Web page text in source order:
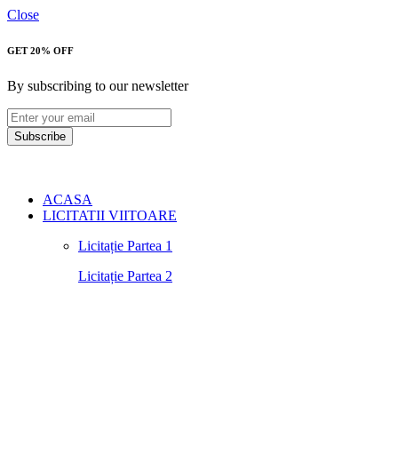
Close
GET 20% OFF
By subscribing to our newsletter
Subscribe
ACASA
LICITATII VIITOARE
Licitație Partea 1
Licitație Partea 2